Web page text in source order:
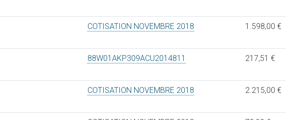
COTISATION NOVEMBRE 2018 1.598,00 €
88W01AKP309ACU2014811 217,51 €
COTISATION NOVEMBRE 2018 2.215,00 €